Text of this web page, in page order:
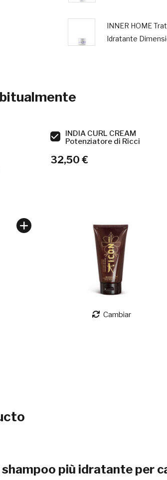
INNER HOME
Idratante
INDIA CURL CREAM
Potenziatore di Ricci
32,50 €
Cambiar
shampoo più idratante per